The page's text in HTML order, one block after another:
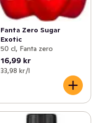
Fanta Zero Sugar
Exotic
50 cl, Fanta zero
16,99 kr
33,98 kr /l